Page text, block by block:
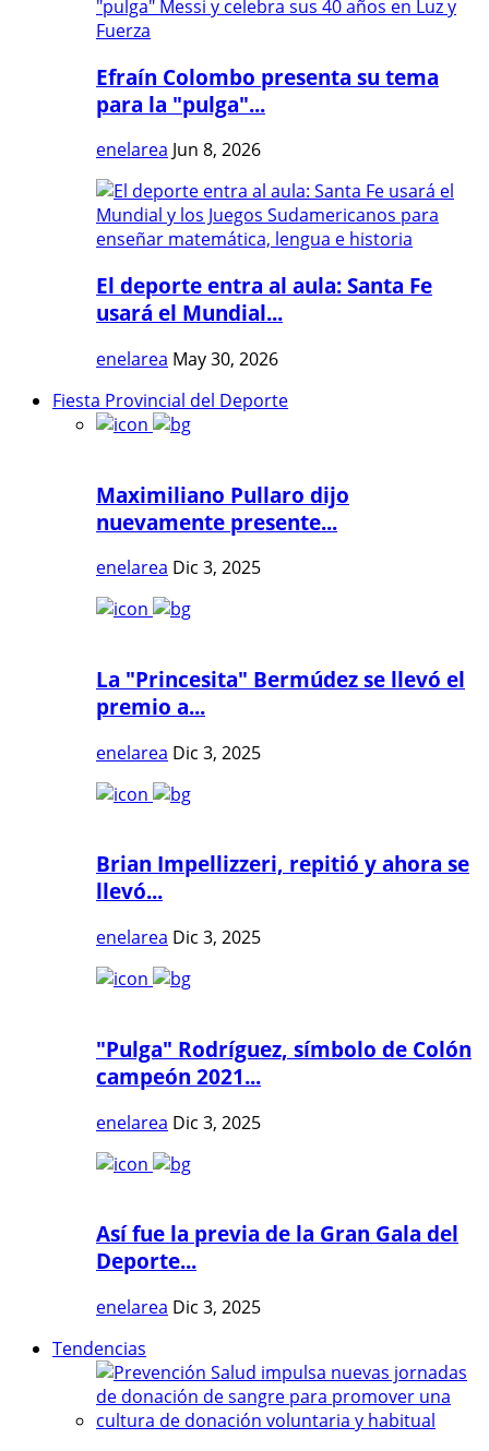
Efraín Colombo presenta su tema
para la "pulga"...
enelarea Jun 8, 2026
El deporte entra al aula: Santa Fe
usará el Mundial...
enelarea May 30, 2026
Fiesta Provincial del Deporte
Maximiliano Pullaro dijo
nuevamente presente...
enelarea Dic 3, 2025
La "Princesita" Bermúdez se llevó el
premio a...
enelarea Dic 3, 2025
Brian Impellizzeri, repitió y ahora se
llevó...
enelarea Dic 3, 2025
"Pulga" Rodríguez, símbolo de Colón
campeón 2021...
enelarea Dic 3, 2025
Así fue la previa de la Gran Gala del
Deporte...
enelarea Dic 3, 2025
Tendencias